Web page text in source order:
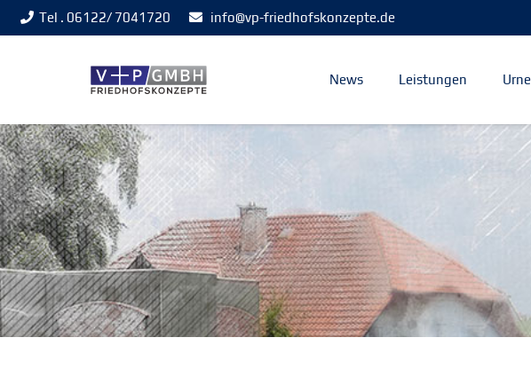
Tel . 06122/ 7041720 info@vp-friedhofskonzepte.de
News Leistungen